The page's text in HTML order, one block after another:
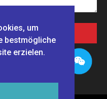
um
bestmögliche
erzielen.